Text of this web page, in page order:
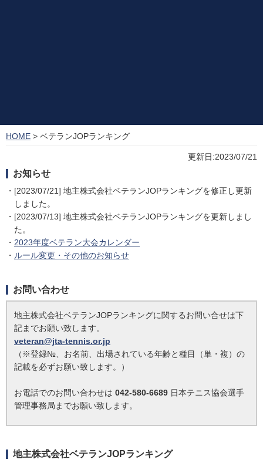
HOME > ベテランJOPランキング
更新日:2023/07/21
お知らせ
・[2023/07/21] 地主株式会社ベテランJOPランキングを修正し更新
しました。
・[2023/07/13] 地主株式会社ベテランJOPランキングを更新しまし
た。
・ 2023年度ベテラン大会カレンダー
・ ルール変更・その他のお知らせ
お問い合わせ
地主株式会社ベテランJOPランキングに関するお問い合せは下
記までお願い致します。
veteran@jta-tennis.or.jp
（※登録№、お名前、出場されている年齢と種目（単・複）の
記載を必ずお願い致します。）
お電話でのお問い合わせは 042-580-6689 日本テニス協会選手
管理事務局までお願い致します。
地主株式会社ベテランJOPランキング